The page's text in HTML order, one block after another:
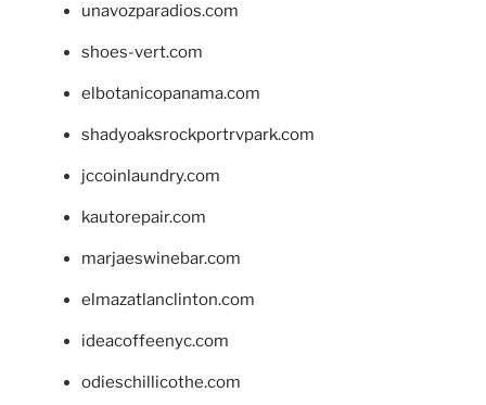
unavozparadios.com
shoes-vert.com
elbotanicopanama.com
shadyoaksrockportrvpark.com
jccoinlaundry.com
kautorepair.com
marjaeswinebar.com
elmazatlanclinton.com
ideacoffeenyc.com
odieschillicothe.com